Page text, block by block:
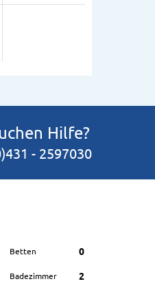
Hilfe?
- 2597030
Betten 0
Badezimmer 2